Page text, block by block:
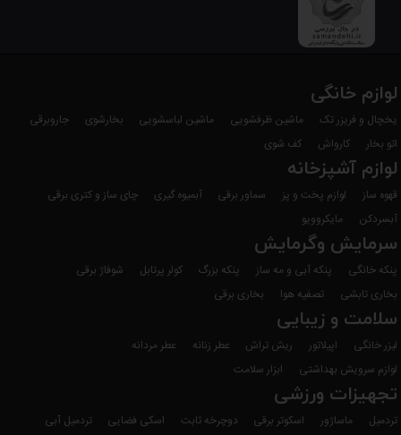
لوازم خانگی
یخچال و فریزر تک ماشین ظرفشویی ماشین لباسشویی بخارشوی
جاروبرقی
اتو بخار
کارواش کف شوی
لوازم آشپزخانه
قهوه ساز لوازم پخت و پز سماور برقی آبمیوه گیری
چای ساز و کتری برقی
آبسردکن
مایکروویو
سرمایش وگرمایش
پنکه خانگی پنکه آبی و مه ساز پنکه بزرگ کولر پرتابل
شوفاژ برقی
بخاری تابشی
تصفیه هوا بخاری برقی
سلامت و زیبایی
لیزر خانگی اپیلاتور ریش تراش عطر زنانه
عطر مردانه
لوازم سرویش بهداشتی
ابزار سلامت
تجهیزات ورزشی
تردمیل ماساژور اسکوتر برقی دوچرخه ثابت اسکی فضایی
تردمیل آبی